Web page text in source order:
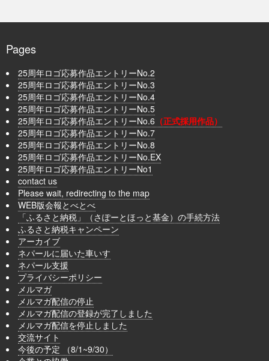
Pages
25周年ロゴ応募作品エントリーNo.2
25周年ロゴ応募作品エントリーNo.3
25周年ロゴ応募作品エントリーNo.4
25周年ロゴ応募作品エントリーNo.5
25周年ロゴ応募作品エントリーNo.6 （正式採用作品）
25周年ロゴ応募作品エントリーNo.7
25周年ロゴ応募作品エントリーNo.8
25周年ロゴ応募作品エントリーNo.EX
25周年ロゴ応募作品エントリーNo1
contact us
Please wait, redirecting to the map
WEB版会報とべとべ
「ふるさと納税」（さぽーとほっと基金）の手続方法
ふるさと納税キャンペーン
アーカイブ
ネパールに届いた車いす
ネパール支援
プライバシーポリシー
メルマガ
メルマガ配信の停止
メルマガ配信の登録が完了しました
メルマガ配信を停止しました
交流サイト
今後の予定 （8/1~9/30）